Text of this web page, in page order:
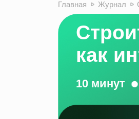
Главная Журнал
10 минут
как